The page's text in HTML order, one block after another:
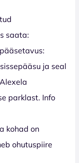
saata:
ja seal
parklast. Info
kohad on
ohutuspiire